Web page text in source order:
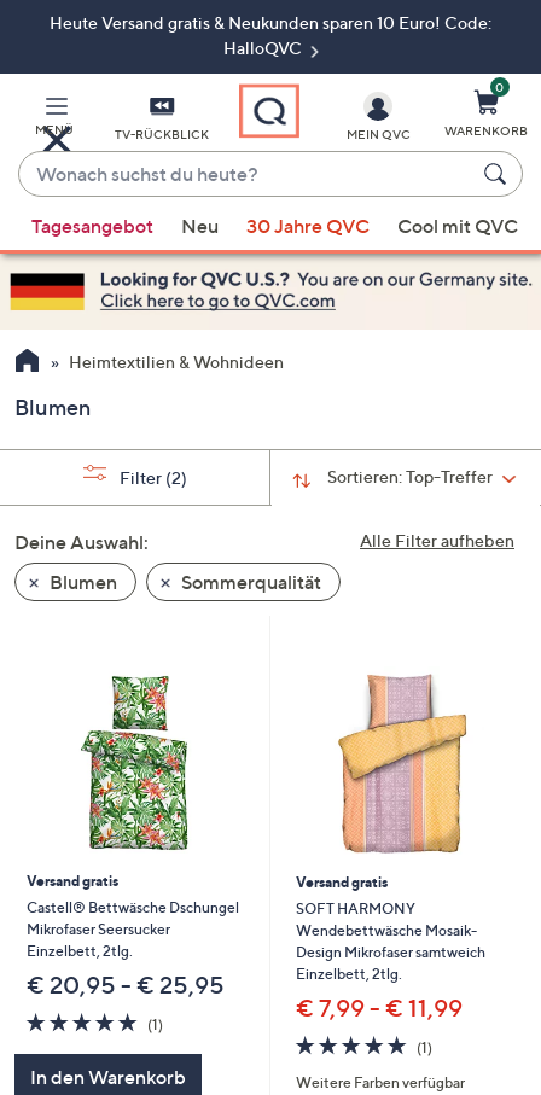
ZumHeute Versand gratis & Neukunden sparen 10 Euro! Code:
HalloQVC
MENÜ TV-RÜCKBLICK
Wonach
suchst
du
heute?
Vorschläge
verfügbar
sind,
verwenden
Sie
Pfeiltasten
nach
und
nach
unten
oder
Geräten
um
diese
anzuzeigen.
MEIN QVC
0
WARENKORB
Tagesangebot Neu 30 Jahre QVC Cool mit QVC
Heimtextilien & Wohnideen
Blumen
Sortieren:Top-Treffer
Filter (2)
Alle Filter aufheben
Deine Auswahl:
Blumen
Sommerqualität
Versand gratis
Castell® Bettwäsche Dschungel
Mikrofaser Seersucker
Einzelbett, 2tlg.
€ 20,95 - € 25,95
5.0
von
(1)1
In den Warenkorb
Versand gratis
SOFT HARMONY
Wendebettwäsche Mosaik-
Design Mikrofaser samtweich
Einzelbett, 2tlg.
€ 7,99 - € 11,99
5.0
von
5
(1)1
Weitere Farben verfügbar